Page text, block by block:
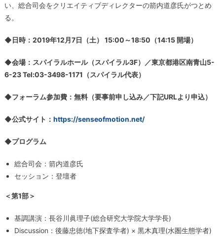
い、総合司会をクリエイティブディレクターの箭内道彦氏がつとめ
る。
◆日時：2019年12月7日（土） 15:00～18:50（14:15 開場）
◆会場：スパイラルホール（スパイラル3F）／東京都港区南青山5-
6-23 Tel:03-3498-1171（スパイラル代表）
◆フォーラム参加費：無料（要事前申し込み／下記URLより申込）
◆公式サイト： https://senseofmotion.net/
◆プログラム
総合司会：箭内道彦氏
セッション：登壇者
＜第1部＞
基調講演：長谷川眞理子(総合研究大学院大学学長)
Discussion：後藤忠徳(地下探査学者) × 黒木真理(水圏生態学者)